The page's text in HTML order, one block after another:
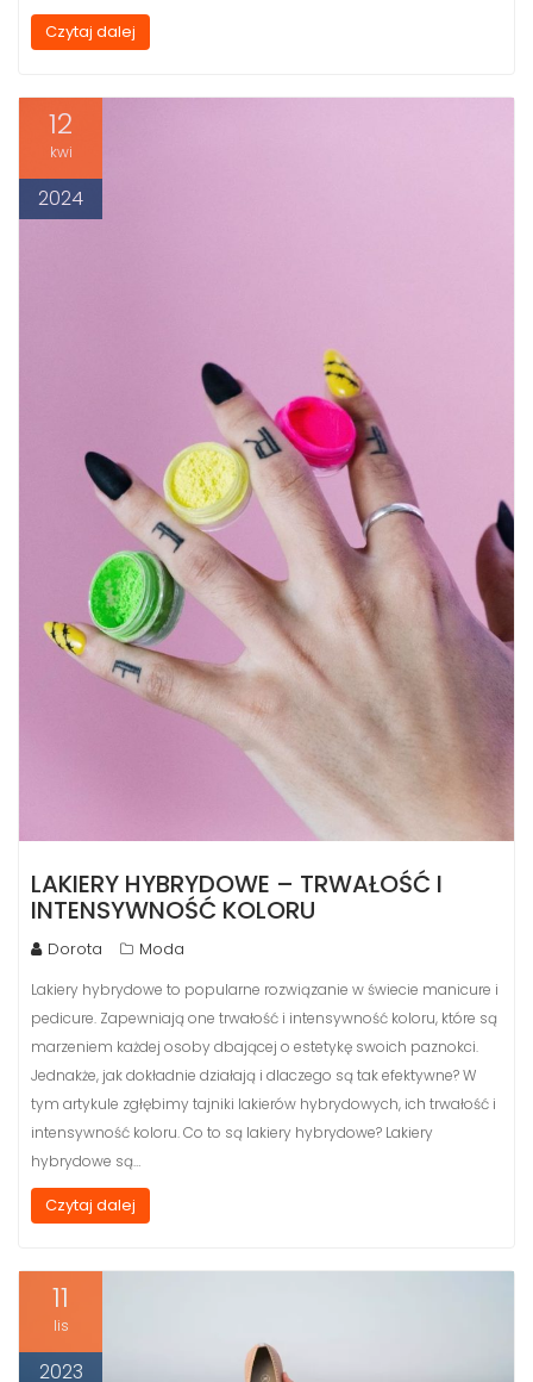
Czytaj dalej
12
kwi
2024
LAKIERY HYBRYDOWE – TRWAŁOŚĆ I
INTENSYWNOŚĆ KOLORU
Dorota Moda
Lakiery hybrydowe to popularne rozwiązanie w świecie manicure i
pedicure. Zapewniają one trwałość i intensywność koloru, które są
marzeniem każdej osoby dbającej o estetykę swoich paznokci.
Jednakże, jak dokładnie działają i dlaczego są tak efektywne? W
tym artykule zgłębimy tajniki lakierów hybrydowych, ich trwałość i
intensywność koloru. Co to są lakiery hybrydowe? Lakiery
hybrydowe są…
Czytaj dalej
11
lis
2023